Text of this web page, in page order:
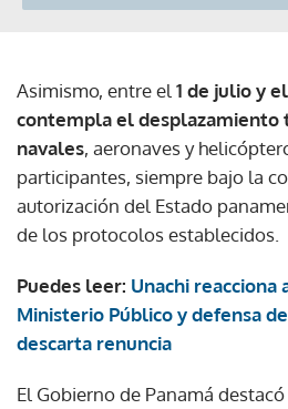
Asimismo, entre el 1 de julio y
contempla el desplazamiento
navales, aeronaves y
participantes, siempre bajo la
autorización del Estado
de los protocolos establecidos.
Puedes leer: Unachi reacciona
Ministerio Público y defensa
descarta renuncia
El Gobierno de Panamá